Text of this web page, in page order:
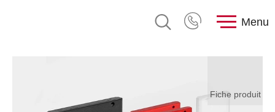
Menu
Fiche produit